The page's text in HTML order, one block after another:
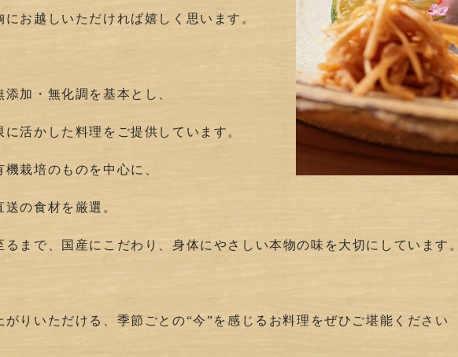
にお越しいただければ嬉しく思います。
添加・無化調を基本とし、
活かした料理をご提供しています。
栽培のものを中心に、
の食材を厳選。
るまで、国産にこだわり、身体にやさしい本物の味を大切にしています。
がりいただける、季節ごとの“今”を感じるお料理をぜひご堪能ください